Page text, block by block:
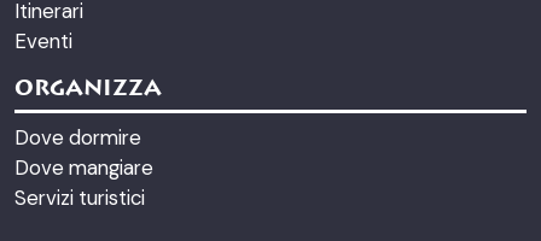
Itinerari
Eventi
ORGANIZZA
Dove dormire
Dove mangiare
Servizi turistici